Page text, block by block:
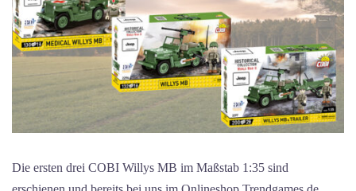
Die ersten drei COBI Willys MB im Maßstab 1:35 sind